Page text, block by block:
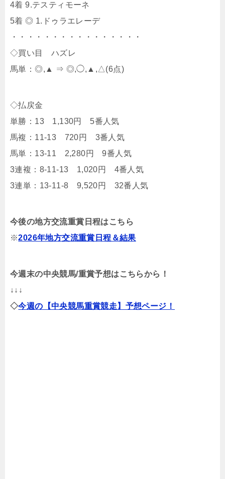
4着 9.テスティモーネ
5着 ◎ 1.ドゥラエレーデ
・・・・・・・・・・・・・・・・
◇買い目 ハズレ
馬単：◎,▲ ⇒ ◎,◯,▲,△(6点)
◇払戻金
単勝：13 1,130円 5番人気
馬複：11-13 720円 3番人気
馬単：13-11 2,280円 9番人気
3連複：8-11-13 1,020円 4番人気
3連単：13-11-8 9,520円 32番人気
今後の地方交流重賞日程はこちら
※2026年地方交流重賞日程＆結果
今週末の中央競馬/重賞予想はこちらから！
↓↓↓
◇今週の【中央競馬重賞競走】予想ページ！